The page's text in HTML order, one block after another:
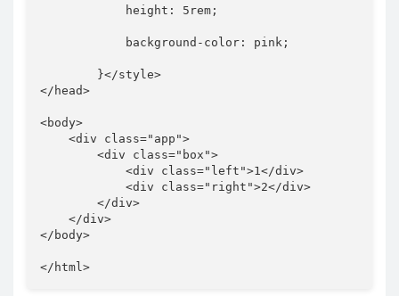
height : 5rem ;
background-color : pink ;
}</style>
</ head>
<body>
<div class=" app ">
<div class=" box ">
<div class=" left ">1</div>
<div class=" right ">2</div>
</div>
</div>
</ body>
</ html>